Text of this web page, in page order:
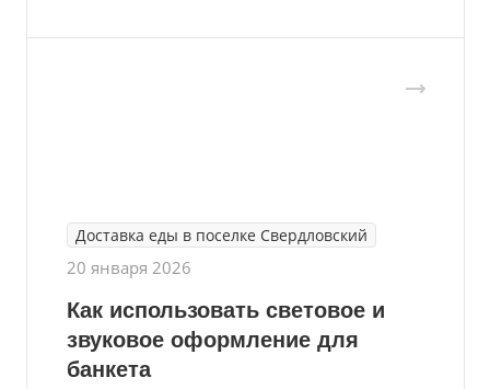
Доставка еды в поселке Свердловский
20 января 2026
Как использовать световое и
звуковое оформление для
банкета